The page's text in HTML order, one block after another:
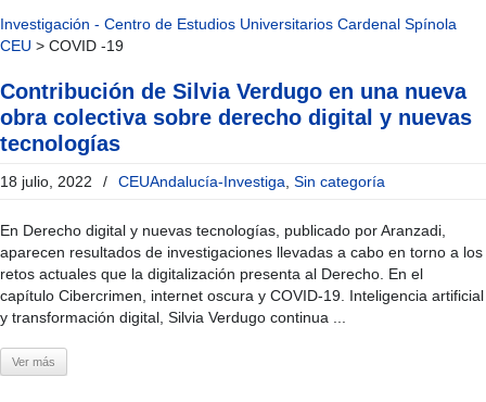
Investigación - Centro de Estudios Universitarios Cardenal Spínola
CEU > COVID -19
Contribución de Silvia Verdugo en una nueva
obra colectiva sobre derecho digital y nuevas
tecnologías
18 julio, 2022 / CEUAndalucía-Investiga Sin categoría
En Derecho digital y nuevas tecnologías, publicado por Aranzadi,
aparecen resultados de investigaciones llevadas a cabo en torno a los
retos actuales que la digitalización presenta al Derecho. En el
capítulo Cibercrimen, internet oscura y COVID-19. Inteligencia artificial
y transformación digital, Silvia Verdugo continua ...
Ver más